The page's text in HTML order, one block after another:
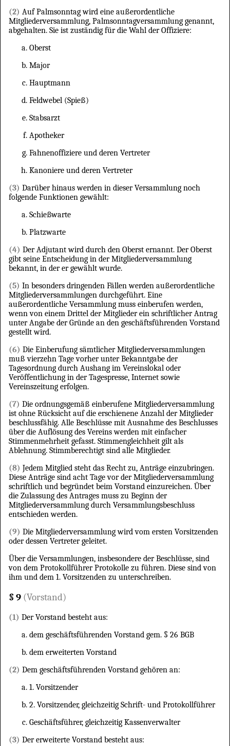
(2) Auf Palmsonntag wird eine außerordentliche
Mitgliederversammlung, Palmsonntagversammlung genannt,
abgehalten. Sie ist zuständig für die Wahl der Offiziere:
Oberst
Major
Hauptmann
Feldwebel (Spieß)
Stabsarzt
Apotheker
Fahnenoffiziere und deren Vertreter
Kanoniere und deren Vertreter
(3) Darüber hinaus werden in dieser Versammlung noch
folgende Funktionen gewählt:
Schießwarte
Platzwarte
(4) Der Adjutant wird durch den Oberst ernannt. Der Oberst
gibt seine Entscheidung in der Mitgliederversammlung
bekannt, in der er gewählt wurde.
(5) In besonders dringenden Fällen werden außerordentliche
Mitgliederversammlungen durchgeführt. Eine
außerordentliche Versammlung muss einberufen werden,
wenn von einem Drittel der Mitglieder ein schriftlicher Antrag
unter Angabe der Gründe an den geschäftsführenden Vorstand
gestellt wird.
(6) Die Einberufung sämtlicher Mitgliederversammlungen
muß vierzehn Tage vorher unter Bekanntgabe der
Tagesordnung durch Aushang im Vereinslokal oder
Veröffentlichung in der Tagespresse, Internet sowie
Vereinszeitung erfolgen.
(7) Die ordnungsgemäß einberufene Mitgliederversammlung
ist ohne Rücksicht auf die erschienene Anzahl der Mitglieder
beschlussfähig. Alle Beschlüsse mit Ausnahme des Beschlusses
über die Auflösung des Vereins werden mit einfacher
Stimmenmehrheit gefasst. Stimmengleichheit gilt als
Ablehnung. Stimmberechtigt sind alle Mitglieder.
(8) Jedem Mitglied steht das Recht zu, Anträge einzubringen.
Diese Anträge sind acht Tage vor der Mitgliederversammlung
schriftlich und begründet beim Vorstand einzureichen. Über
die Zulassung des Antrages muss zu Beginn der
Mitgliederversammlung durch Versammlungsbeschluss
entschieden werden.
(9) Die Mitgliederversammlung wird vom ersten Vorsitzenden
oder dessen Vertreter geleitet.
Über die Versammlungen, insbesondere der Beschlüsse, sind
von dem Protokollführer Protokolle zu führen. Diese sind von
ihm und dem 1. Vorsitzenden zu unterschreiben.
§ 9 (Vorstand)
(1) Der Vorstand besteht aus:
dem geschäftsführenden Vorstand gem. § 26 BGB
dem erweiterten Vorstand
(2) Dem geschäftsführenden Vorstand gehören an:
1. Vorsitzender
2. Vorsitzender, gleichzeitig Schrift- und Protokollführer
Geschäftsführer, gleichzeitig Kassenverwalter
(3) Der erweiterte Vorstand besteht aus: